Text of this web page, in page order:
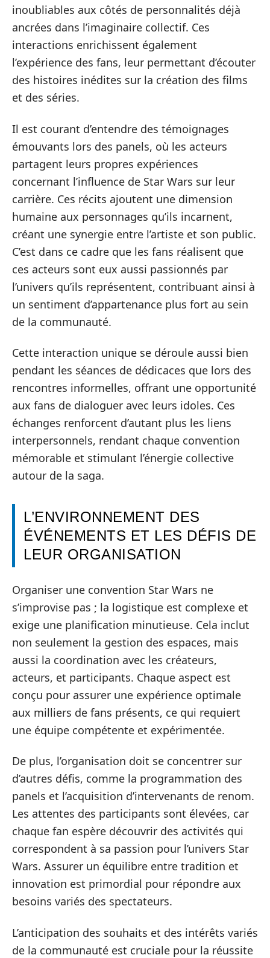
inoubliables aux côtés de personnalités déjà
ancrées dans l’imaginaire collectif. Ces
interactions enrichissent également
l’expérience des fans, leur permettant d’écouter
des histoires inédites sur la création des films
et des séries.
Il est courant d’entendre des témoignages
émouvants lors des panels, où les acteurs
partagent leurs propres expériences
concernant l’influence de Star Wars sur leur
carrière. Ces récits ajoutent une dimension
humaine aux personnages qu’ils incarnent,
créant une synergie entre l’artiste et son public.
C’est dans ce cadre que les fans réalisent que
ces acteurs sont eux aussi passionnés par
l’univers qu’ils représentent, contribuant ainsi à
un sentiment d’appartenance plus fort au sein
de la communauté.
Cette interaction unique se déroule aussi bien
pendant les séances de dédicaces que lors des
rencontres informelles, offrant une opportunité
aux fans de dialoguer avec leurs idoles. Ces
échanges renforcent d’autant plus les liens
interpersonnels, rendant chaque convention
mémorable et stimulant l’énergie collective
autour de la saga.
L’ENVIRONNEMENT DES
ÉVÉNEMENTS ET LES DÉFIS DE
LEUR ORGANISATION
Organiser une convention Star Wars ne
s’improvise pas ; la logistique est complexe et
exige une planification minutieuse. Cela inclut
non seulement la gestion des espaces, mais
aussi la coordination avec les créateurs,
acteurs, et participants. Chaque aspect est
conçu pour assurer une expérience optimale
aux milliers de fans présents, ce qui requiert
une équipe compétente et expérimentée.
De plus, l’organisation doit se concentrer sur
d’autres défis, comme la programmation des
panels et l’acquisition d’intervenants de renom.
Les attentes des participants sont élevées, car
chaque fan espère découvrir des activités qui
correspondent à sa passion pour l’univers Star
Wars. Assurer un équilibre entre tradition et
innovation est primordial pour répondre aux
besoins variés des spectateurs.
L’anticipation des souhaits et des intérêts variés
de la communauté est cruciale pour la réussite